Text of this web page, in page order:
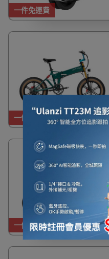
一件免運費
一件免運費
一件免運費